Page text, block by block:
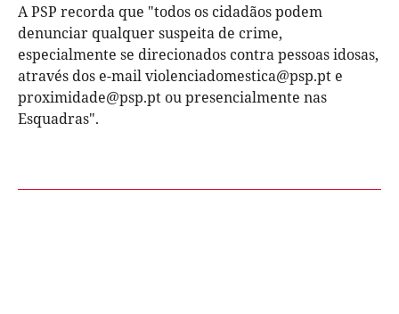
A PSP recorda que "todos os cidadãos podem
denunciar qualquer suspeita de crime,
especialmente se direcionados contra pessoas idosas,
através dos e-mail violenciadomestica@psp.pt e
proximidade@psp.pt ou presencialmente nas
Esquadras".